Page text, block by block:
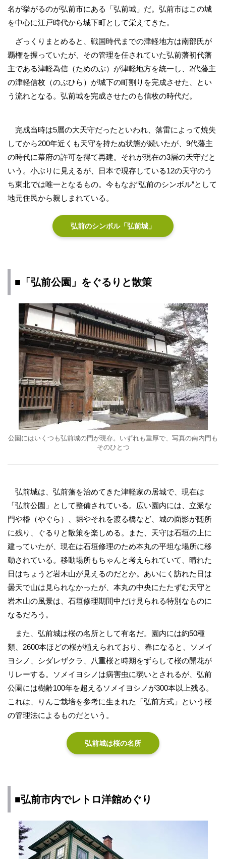
名が挙がるのが弘前市にある「弘前城」だ。弘前市はこの城
を中心に江戸時代から城下町として栄えてきた。
ざっくりまとめると、戦国時代までの津軽地方は南部氏が
覇権を握っていたが、その管理を任されていた弘前藩初代藩
主である津軽為信（ためのぶ）が津軽地方を統一し、2代藩主
の津軽信枚（のぶひら）が城下の町割りを完成させた、とい
う流れとなる。弘前城を完成させたのも信枚の時代だ。
完成当時は5層の大天守だったといわれ、落雷によって焼失
してから200年近くも天守を持たぬ状態が続いたが、9代藩主
の時代に幕府の許可を得て再建。それが現在の3層の天守だと
いう。小ぶりに見えるが、日本で現存している12の天守のう
ち東北では唯一となるもの。今もなお“弘前のシンボル”として
地元住民から親しまれている。
弘前のシンボル「弘前城」
■「弘前公園」をぐるりと散策
公園にはいくつも弘前城の門が現存。いずれも重厚で、写真の南内門も
そのひとつ
弘前城は、弘前藩を治めてきた津軽家の居城で、現在は
「弘前公園」として整備されている。広い園内には、立派な
門や櫓（やぐら）、堀やそれを渡る橋など、城の面影が随所
に残り、ぐるりと散策を楽しめる。また、天守は石垣の上に
建っていたが、現在は石垣修理のため本丸の平坦な場所に移
動されている。移動場所もちゃんと考えられていて、晴れた
日はちょうど岩木山が見えるのだとか。あいにく訪れた日は
曇天で山は見られなかったが、本丸の中央にたたずむ天守と
岩木山の風景は、石垣修理期間中だけ見られる特別なものに
なるだろう。
また、弘前城は桜の名所として有名だ。園内には約50種
類、2600本ほどの桜が植えられており、春になると、ソメイ
ヨシノ、シダレザクラ、八重桜と時期をずらして桜の開花が
リレーする。ソメイヨシノは病害虫に弱いとされるが、弘前
公園には樹齢100年を超えるソメイヨシノが300本以上残る。
これは、りんご栽培を参考に生まれた「弘前方式」という桜
の管理法によるものだという。
弘前城は桜の名所
■弘前市内でレトロ洋館めぐり